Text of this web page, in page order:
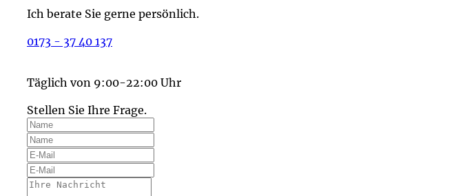
Ich berate Sie gerne persönlich.
0173 - 37 40 137
Täglich von 9:00-22:00 Uhr
Stellen Sie Ihre Frage.